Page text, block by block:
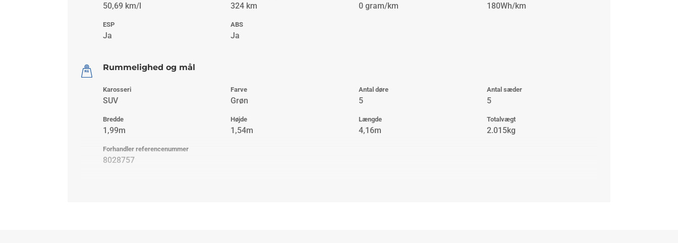
50,69 km/l 324 km 0 gram/km 180Wh/km
ESP
Ja
ABS
Ja
Rummelighed og mål
Karosseri
SUV
Farve
Grøn
Antal døre
5
Antal sæder
5
Bredde
1,99m
Højde
1,54m
Længde
4,16m
Totalvægt
2.015kg
Forhandler referencenummer
8028757